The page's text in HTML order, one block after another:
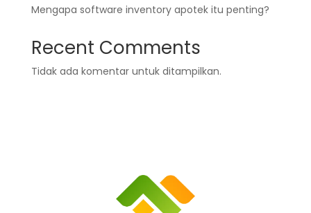
Mengapa software inventory apotek itu penting?
Recent Comments
Tidak ada komentar untuk ditampilkan.